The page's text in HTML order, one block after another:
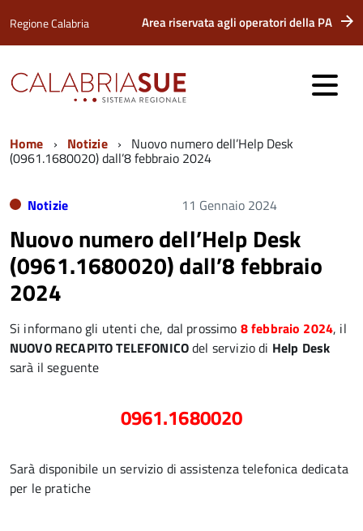
Regione Calabria Area riservata agli operatori della PA
Home Notizie Nuovo numero dell’Help Desk
(0961.1680020) dall’8 febbraio 2024
Notizie 11 Gennaio 2024
Nuovo numero dell’Help Desk
(0961.1680020) dall’8 febbraio
2024
Si informano gli utenti che, dal prossimo 8 febbraio 2024, il
NUOVO RECAPITO TELEFONICOdel servizio di Help Desk
sarà il seguente
0961.1680020
Sarà disponibile un servizio di assistenza telefonica dedicata
per le pratiche